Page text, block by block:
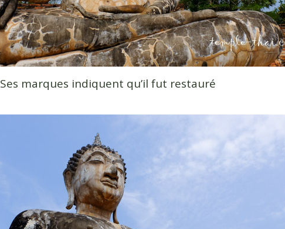
Ses marques indiquent qu’il fut restauré